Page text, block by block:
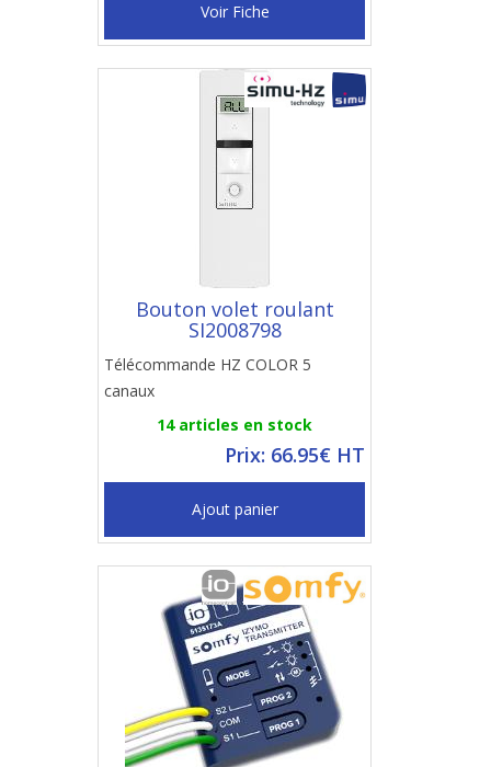
Voir Fiche
Bouton volet roulant
SI2008798
Télécommande HZ COLOR 5
canaux
14 articles en stock
Prix: 66.95€ HT
Ajout panier